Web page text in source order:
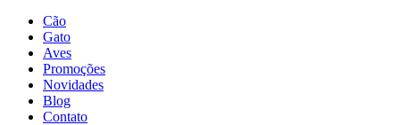
Cão
Gato
Aves
Promoções
Novidades
Blog
Contato